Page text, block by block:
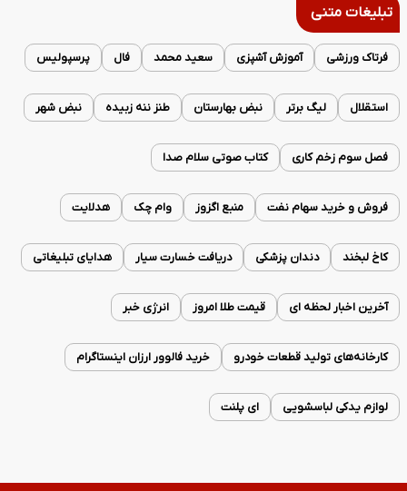
تبلیغات متنی
فرتاک ورزشی آموزش آشپزی سعید محمد فال پرسپولیس
استقلال لیگ برتر نبض بهارستان طنز ننه زبیده نبض شهر
فصل سوم زخم کاری کتاب صوتی سلام صدا
فروش و خرید سهام نفت منبع اگزوز وام چک هدلایت
کاخ لبخند دندان پزشکی دریافت خسارت سیار هدایای تبلیغاتی
آخرین اخبار لحظه ای قیمت طلا امروز انرژی خبر
کارخانه‌های تولید قطعات خودرو خرید فالوور ارزان اینستاگرام
لوازم یدکی لباسشویی ای پلنت